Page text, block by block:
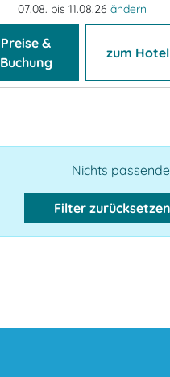
07.08. bis 11.08.26 ändern
Preise &
Buchung
zum Hotel
Nichts
Filter zurücksetzen